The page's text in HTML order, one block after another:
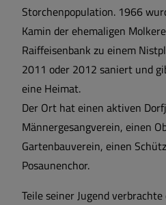
Storchenpopulation. 1966
Kamin der ehemaligen
Raiffeisenbank zu einem
2011 oder 2012 saniert und
eine Heimat.
Der Ort hat einen aktiven
Männergesangverein, einen
Gartenbauverein, einen
Posaunenchor.
Teile seiner Jugend